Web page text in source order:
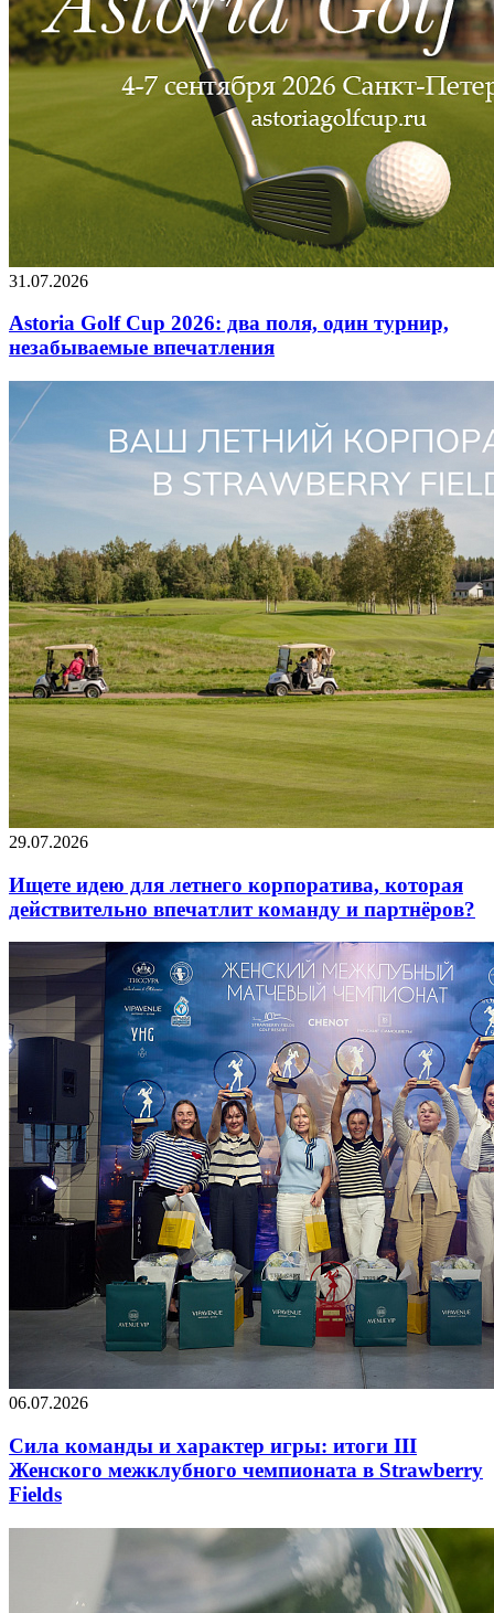
31.07.2026
Astoria Golf Cup 2026: два поля, один турнир,
незабываемые впечатления
29.07.2026
Ищете идею для летнего корпоратива, которая
действительно впечатлит команду и партнёров?
06.07.2026
Сила команды и характер игры: итоги III
Женского межклубного чемпионата в Strawberry
Fields